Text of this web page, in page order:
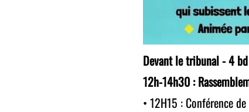
Devant le tribunal - 4
12h-14h30 :
• 12H15 : Conférence